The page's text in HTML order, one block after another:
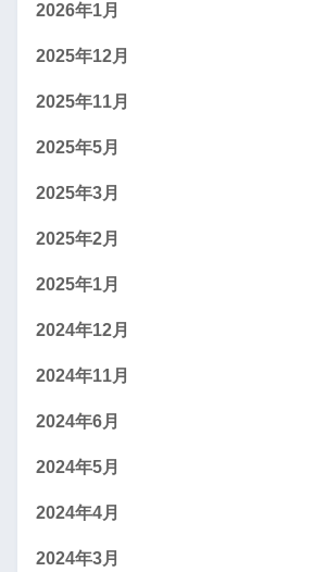
2026年1月
2025年12月
2025年11月
2025年5月
2025年3月
2025年2月
2025年1月
2024年12月
2024年11月
2024年6月
2024年5月
2024年4月
2024年3月